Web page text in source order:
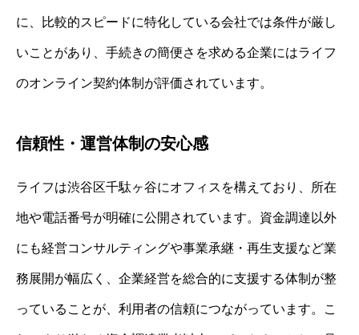
に、比較的スピードに特化している会社では条件が厳し
いことがあり、手続きの簡便さを求める企業にはライフ
のオンライン契約体制が評価されています。
信頼性・運営体制の安心感
ライフは渋谷区千駄ヶ谷にオフィスを構えており、所在
地や電話番号が明確に公開されています。資金調達以外
にも経営コンサルティングや事業承継・再生支援など業
務展開が幅広く、企業経営を総合的に支援する体制が整
っていることが、利用者の信頼につながっています。こ